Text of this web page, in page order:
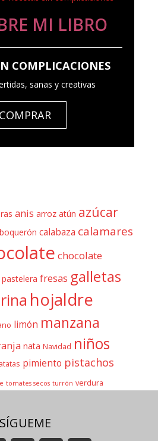
MI LIBRO
COMPLICACIONES
sanas y creativas
COMPRAR
anis arroz atún azúcar
boquerón calabaza calamares
chocolate
fresas galletas
hojaldre
limón manzana
nata Navidad niños
pimiento pistachos
tomates secos turrón verdura
SÍGUEME